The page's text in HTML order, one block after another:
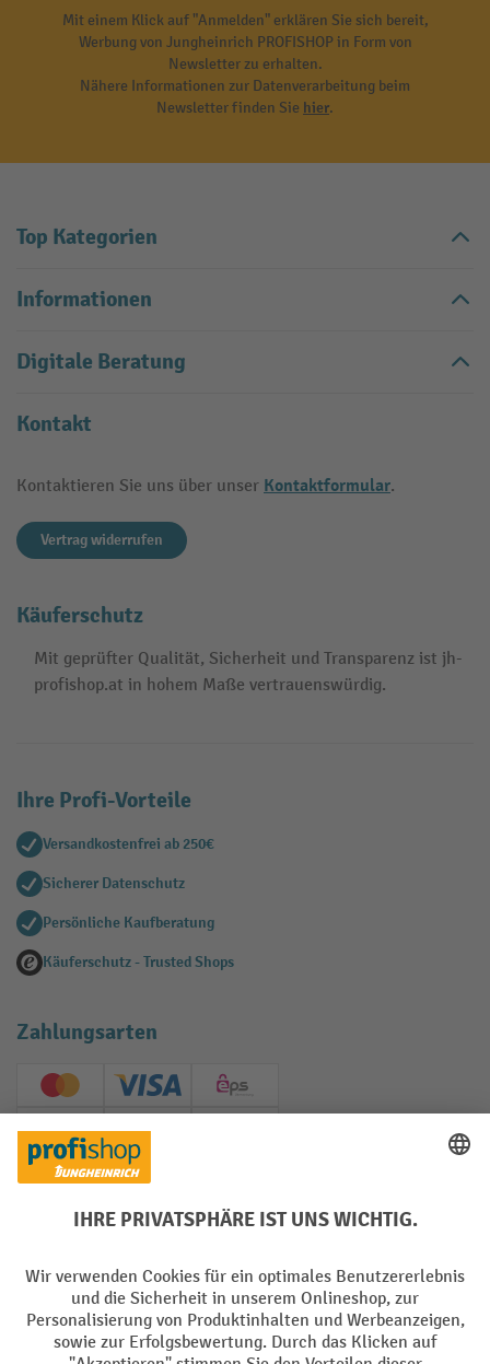
Mit einem Klick auf "Anmelden" erklären Sie sich bereit,
Werbung von Jungheinrich PROFISHOP in Form von
Newsletter zu erhalten.
Nähere Informationen zur Datenverarbeitung beim
Newsletter finden Sie hier.
Top Kategorien
Informationen
Digitale Beratung
Kontakt
Kontaktieren Sie uns über unser Kontaktformular.
Vertrag widerrufen
Käuferschutz
Mit geprüfter Qualität, Sicherheit und Transparenz ist jh-
profishop.at in hohem Maße vertrauenswürdig.
Ihre Profi-Vorteile
Versandkostenfrei ab 250€
Sicherer Datenschutz
Persönliche Kaufberatung
Käuferschutz - Trusted Shops
Zahlungsarten
Creditcard (Master)Creditcard (Visa)
EPS
PayPal
Soziale Netzwerke